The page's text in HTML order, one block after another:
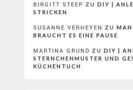
BIRGITT STEEP ZU DIY |
STRICKEN
SUSANNE VERHEYEN ZU
BRAUCHT ES EINE PAUSE
MARTINA GRUND ZU DIY |
STERNCHENMUSTER UND
KÜCHENTUCH